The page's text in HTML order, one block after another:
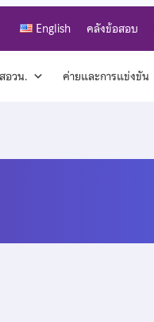
English คลังข้อสอบ
อวน. ค่ายและการแข่งขัน